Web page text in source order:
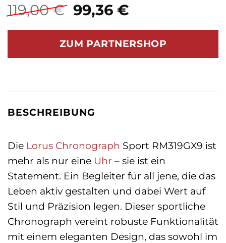
119,00€ Ursprünglicher
Preis
war:
119,00 €
99,36 €Aktueller
ist:
99,36 €.
ZUM PARTNERSHOP
BESCHREIBUNG
Die Lorus Chronograph Sport RM319GX9 ist
mehr als nur eine Uhr – sie ist ein
Statement. Ein Begleiter für all jene, die das
Leben aktiv gestalten und dabei Wert auf
Stil und Präzision legen. Dieser sportliche
Chronograph vereint robuste Funktionalität
mit einem eleganten Design, das sowohl im